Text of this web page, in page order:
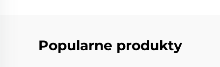
Popularne produkty